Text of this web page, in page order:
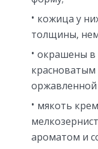
кожица у
толщины,
окрашены в
оржавленной
мякоть
ароматом и